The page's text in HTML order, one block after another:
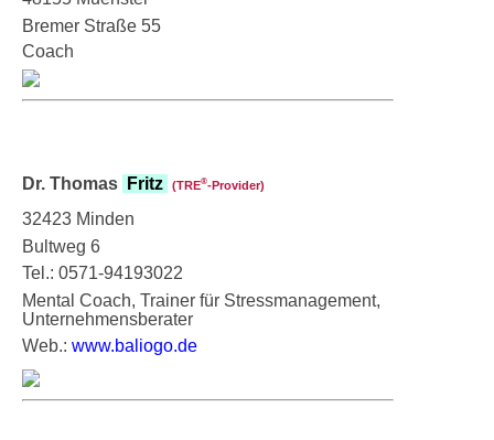
Bremer Straße 55
Coach
Dr. Thomas Fritz (TRE®‑Provider)
32423 Minden
Bultweg 6
Tel.: 0571-94193022
Mental Coach, Trainer für Stressmanagement,
Unternehmensberater
Web.: www.baliogo.de